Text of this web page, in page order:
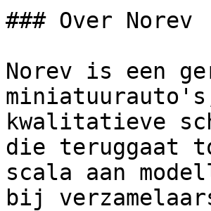
### Over Norev
Norev is een
kwalitatieve
die teruggaat
scala aan
bij